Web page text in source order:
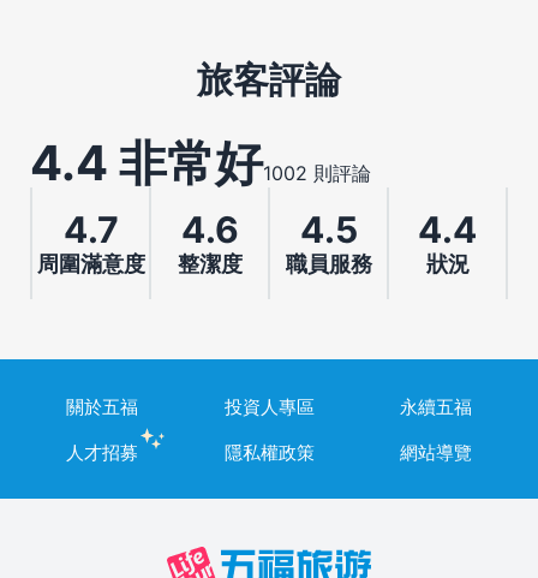
旅客評論
4.4 非常好1002 則評論
4.7
周圍滿意度
4.6
整潔度
4.5
職員服務
4.4
狀況
關於五福 投資人專區
永續五福
人才招募
隱私權政策 網站導覽